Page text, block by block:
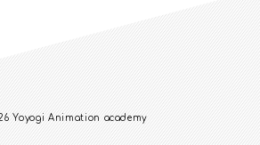
Yoyogi Animation academy